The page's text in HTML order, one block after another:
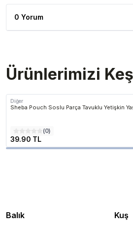
0 Yorum
Ürünlerimizi
Diğer
Sheba Pouch Soslu Parça Tavuklu Yetişkin
(0)
39.90 TL
Balık Kuş